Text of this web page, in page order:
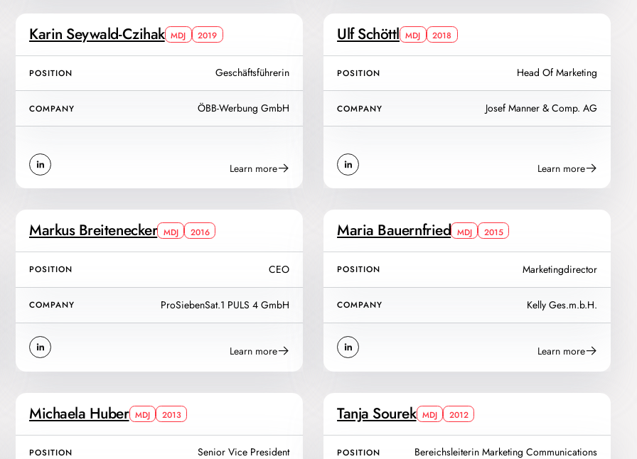
Karin Seywald-Czihak MDJ 2019
POSITION Geschäftsführerin
COMPANY ÖBB-Werbung GmbH
Learn more
Ulf Schöttl MDJ 2018
POSITION Head Of Marketing
COMPANY Josef Manner & Comp. AG
Learn more
Markus Breitenecker MDJ 2016
POSITION CEO
COMPANY ProSiebenSat.1 PULS 4 GmbH
Learn more
Maria Bauernfried MDJ 2015
POSITION Marketingdirector
COMPANY Kelly Ges.m.b.H.
Learn more
Michaela Huber MDJ 2013
POSITION Senior Vice President
Tanja Sourek MDJ 2012
POSITION Bereichsleiterin Marketing Communications